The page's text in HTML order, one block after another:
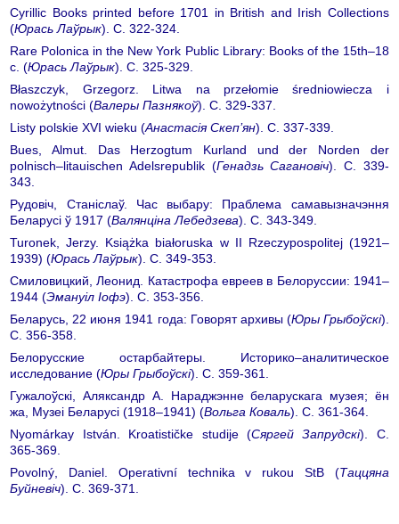
Cyrillic Books printed before 1701 in British and Irish Collections
(Юрась Лаўрык). С. 322-324.
Rare Polonica in the New York Public Library: Books of the 15th–18
c. (Юрась Лаўрык). С. 325-329.
Błaszczyk, Grzegorz. Litwa na przełomie średniowiecza i
nowożytności (Валеры Пазнякоў). С. 329-337.
Listy polskie ХVI wieku (Анастасія Скеп’ян). С. 337-339.
Bues, Almut. Das Herzogtum Kurland und der Norden der
polnisch–litauischen Adelsrepublik (Генадзь Сагановіч). С. 339-
343.
Рудовіч, Станіслаў. Час выбару: Праблема самавызначэння
Беларусі ў 1917 (Валянціна Лебедзева). С. 343-349.
Turonek, Jerzy. Książka białoruska w II Rzeczy­pospolitej (1921–
1939) (Юрась Лаўрык). С. 349-353.
Смиловицкий, Леонид. Катастрофа евреев в Белоруссии: 1941–
1944 (Эмануіл Іофэ). С. 353-356.
Беларусь, 22 июня 1941 года: Говорят архивы (Юры Грыбоўскі).
С. 356-358.
Белорусские остарбайтеры. Историко–аналитическое
исследование (Юры Грыбоўскі). С. 359-361.
Гужалоўскі, Аляксандр А. Нараджэнне беларускага музея; ён
жа, Музеі Беларусі (1918–1941) (Вольга Коваль). С. 361-364.
Nyomárkay István. Kroatističke studije (Сяргей Запрудскі). С.
365-369.
Povolný, Daniel. Operativní technika v rukou StB (Таццяна
Буйневіч). С. 369-371.